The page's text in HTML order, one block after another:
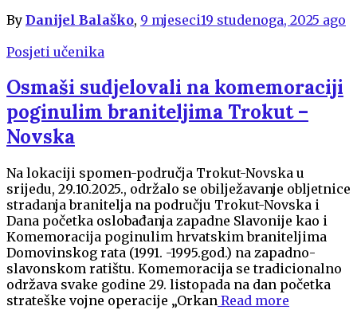
By Danijel Balaško, 9 mjeseci19 studenoga, 2025 ago
Posjeti učenika
Osmaši sudjelovali na komemoraciji
poginulim braniteljima Trokut –
Novska
Na lokaciji spomen-područja Trokut-Novska u
srijedu, 29.10.2025., održalo se obilježavanje obljetnice
stradanja branitelja na području Trokut-Novska i
Dana početka oslobađanja zapadne Slavonije kao i
Komemoracija poginulim hrvatskim braniteljima
Domovinskog rata (1991. -1995.god.) na zapadno-
slavonskom ratištu. Komemoracija se tradicionalno
održava svake godine 29. listopada na dan početka
strateške vojne operacije „Orkan Read more